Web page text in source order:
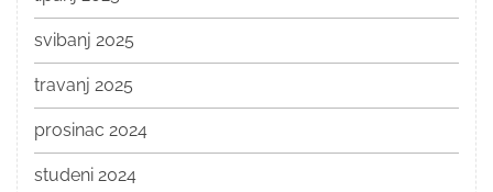
svibanj 2025
travanj 2025
prosinac 2024
studeni 2024